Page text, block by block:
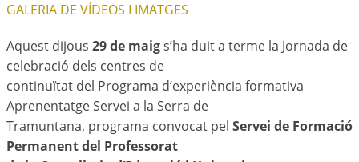
GALERIA DE VÍDEOS I IMATGES
Aquest dijous 29 de maigs’ha duit a terme la Jornada de
celebració dels centres de
continuïtat del Programa d’experiència formativa
Aprenentatge Servei a la Serra de
Tramuntana, programa convocat pel Servei de Formació
Permanent del Professorat